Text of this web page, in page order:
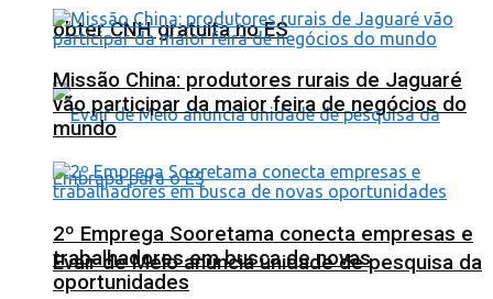
obter CNH gratuita no ES
Evair de Melo anuncia unidade de pesquisa da
Missão China: produtores rurais de Jaguaré
vão participar da maior feira de negócios do
mundo
2º Emprega Sooretama conecta empresas e
trabalhadores em busca de novas
oportunidades